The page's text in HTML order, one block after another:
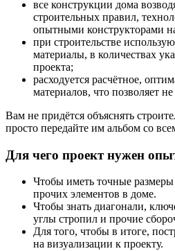
все конструкции дома
строительных правил,
опытными конструкторами
при строительстве
материалы, в количествах
проекта;
расходуется расчётное,
материалов, что позволяет
Вам не придётся объяснять
просто передайте им альбом со
Для чего проект нужен
Чтобы иметь точные
прочих элементов в доме.
Чтобы знать диагонали,
углы стропил и прочие
Для того, чтобы в итоге,
на визуализации к проекту.